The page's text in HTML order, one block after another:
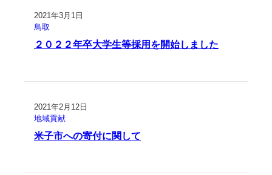
2021年3月1日
鳥取
２０２２年卒大学生等採用を開始しました
2021年2月12日
地域貢献
米子市への寄付に関して